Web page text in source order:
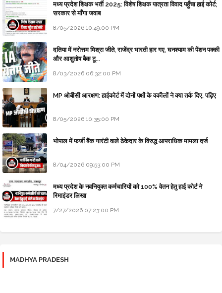
मध्य प्रदेश शिक्षक भर्ती 2025: विशेष शिक्षक पात्रता विवाद पहुँचा हाई कोर्ट;
सरकार से माँगा जवाब
8/05/2026 10:49:00 PM
दतिया में नरोत्तम मिश्रा जीते, राजेंद्र भारती हार गए, घनश्याम की पेंशन पक्की
और आशुतोष बैक टू...
8/03/2026 06:32:00 PM
MP ओबीसी आरक्षण: हाईकोर्ट में दोनों पक्षों के वकीलों ने क्या तर्क दिए, पढ़िए
8/05/2026 10:35:00 PM
भोपाल में फर्जी बैंक गारंटी वाले ठेकेदार के विरुद्ध आपराधिक मामला दर्ज
8/04/2026 09:53:00 PM
मध्य प्रदेश के नवनियुक्त कर्मचारियों को 100% वेतन हेतु हाई कोर्ट ने
रिमाइंडर लिखा
7/27/2026 07:23:00 PM
MADHYA PRADESH